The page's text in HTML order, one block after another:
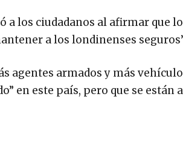
a los ciudadanos al afirmar que
a los londinenses
agentes armados y más
en este país, pero que se